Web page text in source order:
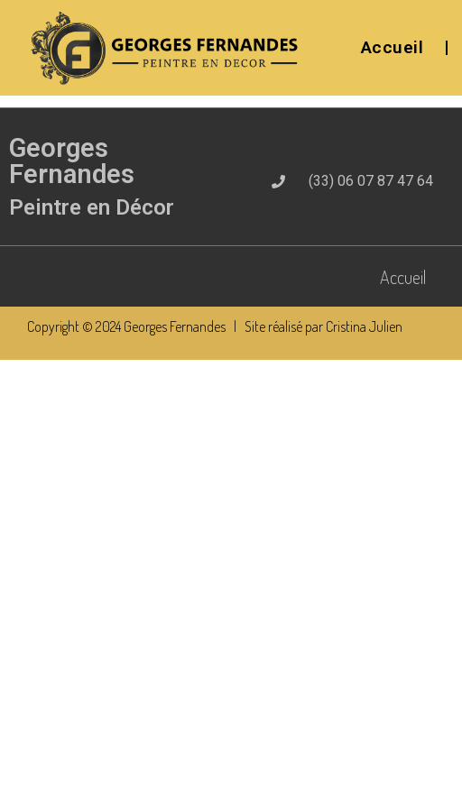
Accueil
Georges
Fernandes
Peintre en Décor
(33) 06 07 87 47 64
Accueil
Copyright © 2024 Georges Fernandes | Site réalisé par Cristina Julien